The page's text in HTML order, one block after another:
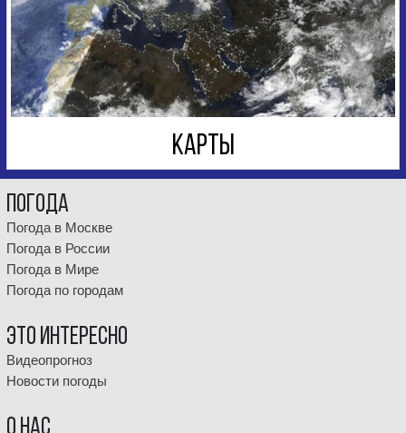
КАРТЫ
Погода
Погода в Москве
Погода в России
Погода в Мире
Погода по городам
Это интересно
Видеопрогноз
Новости погоды